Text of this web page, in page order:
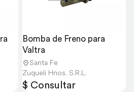
Bomba de Freno para
Valtra
Santa Fe
Zuqueli Hnos. S.R.L.
$ Consultar